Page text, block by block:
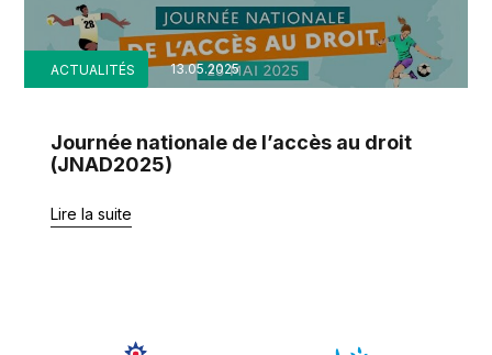
ACTUALITÉS 13.05.2025
Journée nationale de l’accès au droit
(JNAD2025)
Lire la suite